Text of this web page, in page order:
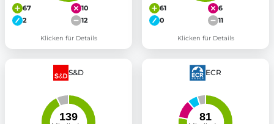
67
10
2
12
Klicken für Details
61
6
0
11
Klicken für Details
S&D ECR